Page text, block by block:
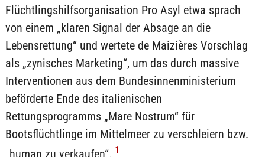
Flüchtlingshilfsorganisation Pro Asyl etwa sprach
von einem „klaren Signal der Absage an die
Lebensrettung“ und wertete de Maizières Vorschlag
als „zynisches Marketing“, um das durch massive
Interventionen aus dem Bundesinnenministerium
beförderte Ende des italienischen
Rettungsprogramms „Mare Nostrum“ für
Bootsflüchtlinge im Mittelmeer zu verschleiern bzw.
„human zu verkaufen“. 1